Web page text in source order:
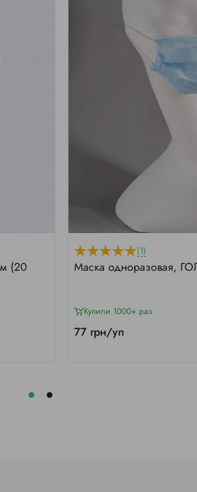
(20
(1)
Маска одноразовая,
Купили 1000+ раз
77 грн/уп